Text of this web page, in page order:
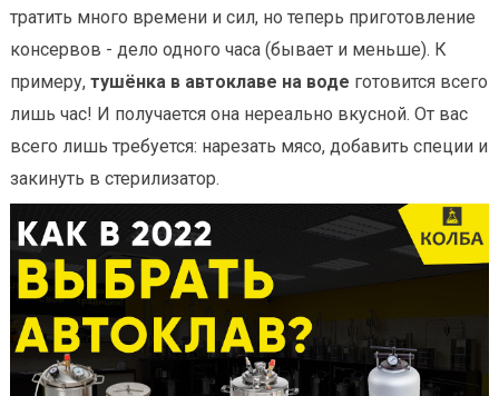
тратить много времени и сил, но теперь приготовление
консервов - дело одного часа (бывает и меньше). К
примеру, тушёнка в автоклаве на воде готовится всего
лишь час! И получается она нереально вкусной. От вас
всего лишь требуется: нарезать мясо, добавить специи и
закинуть в стерилизатор.